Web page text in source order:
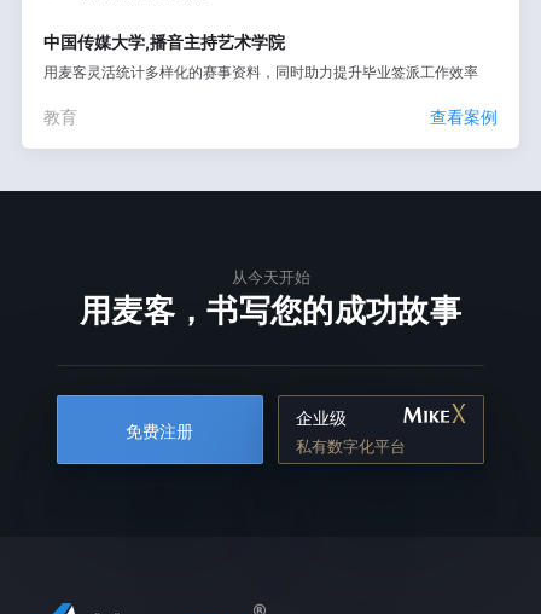
中国传媒大学,播音主持艺术学院
用麦客灵活统计多样化的赛事资料，同时助力提升毕业签派工作效率
教育 查看案例
从今天开始
用麦客，书写您的成功故事
免费注册
企业级
私有数字化平台